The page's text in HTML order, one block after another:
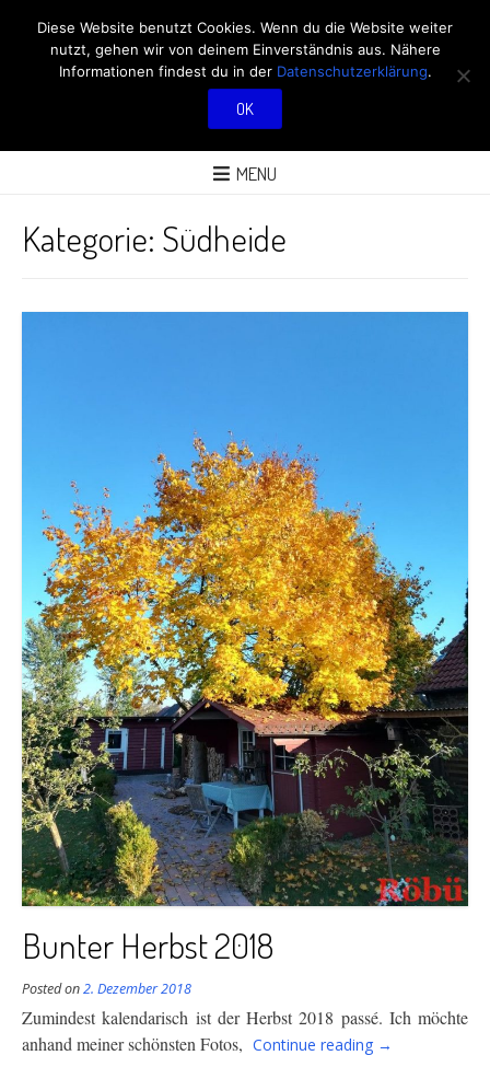
RÖBÜS OUTDOOR
BLOG
MENU
Kategorie: Südheide
Bunter Herbst 2018
Posted on2. Dezember 2018
Zumindest kalendarisch ist der Herbst 2018 passé. Ich möchte
anhand meiner schönsten Fotos, Continue reading
“Bunter
→
Diese Website benutzt Cookies. Wenn du die Website weiter
nutzt, gehen wir von deinem Einverständnis aus. Nähere
Informationen findest du in der Datenschutzerklärung.
OK